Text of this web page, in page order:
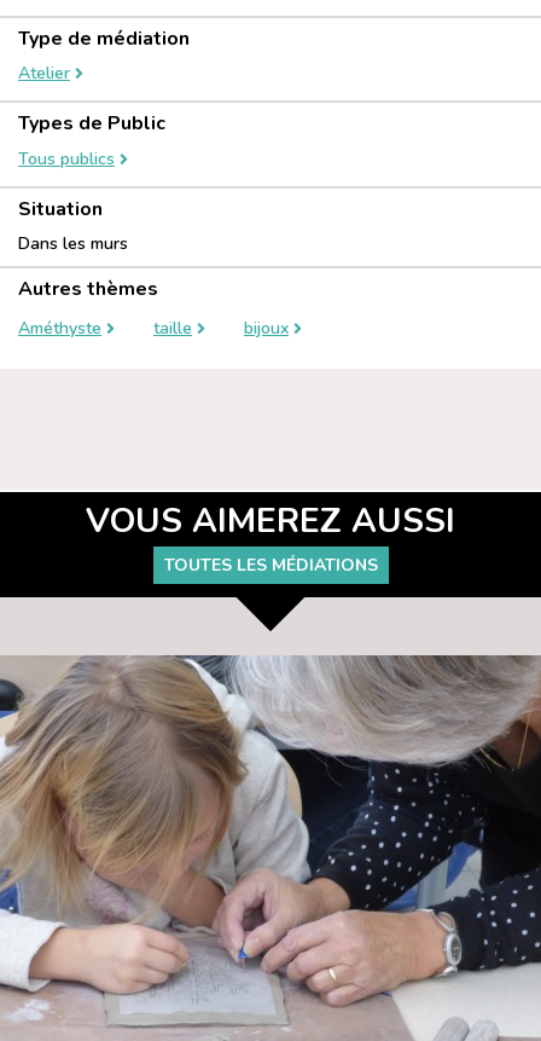
Type de médiation
Atelier
Types de Public
Tous publics
Situation
Dans les murs
Autres thèmes
Améthyste taille bijoux
VOUS AIMEREZ AUSSI
TOUTES LES MÉDIATIONS